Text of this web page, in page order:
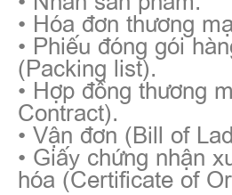
• Hóa đơn thương
• Phiếu đóng gói
(Packing list).
• Hợp đồng thương
Contract).
• Vận đơn (Bill of
• Giấy chứng nhận
hóa (Certificate of